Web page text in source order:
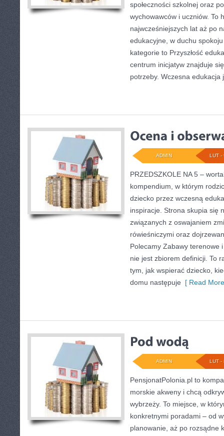
społeczności szkolnej oraz
wychowawców i uczniów. To
najwcześniejszych lat aż po
edukacyjne, w duchu
kategorie to Przyszłość
centrum inicjatyw znajduje
potrzeby. Wczesna edukacja
LUT -
ADMIN
PRZEDSZKOLE NA 5 –
kompendium, w którym
dziecko przez wczesną
inspiracje. Strona skupia się
związanych z oswajaniem
rówieśniczymi oraz
Polecamy Zabawy terenowe
nie jest zbiorem definicji. To
tym, jak wspierać dziecko,
domu następuje [ Read
LUT -
ADMIN
PensjonatPolonia.pl to
morskie akweny i chcą
wybrzeży. To miejsce, w
konkretnymi poradami – od
planowanie, aż po rozsądne